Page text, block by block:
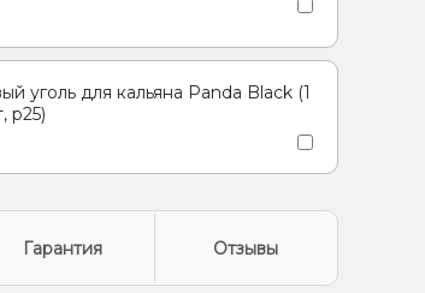
уголь для кальяна Panda Black (1
р25)
Гарантия Отзывы